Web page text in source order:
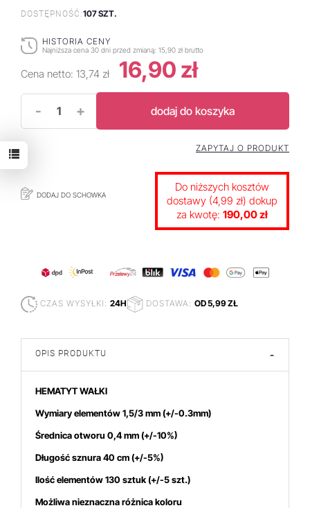
DOSTĘPNOŚĆ:107 SZT.
HISTORIA CENY
Najniższa cena 30 dni przed zmianą: 15,90 zł brutto
Cena netto: 13,74 zł 16,90 zł
- + dodaj do koszyka
DODAJ DO SCHOWKA
ZAPYTAJ O PRODUKT
Do niższych kosztów
dostawy (4,99 zł) dokup
za kwotę: 190,00 zł
CZAS WYSYŁKI: 24H DOSTAWA: OD 5,99 ZŁ
OPIS PRODUKTU -
HEMATYT WAŁKI
Wymiary elementów 1,5/3 mm(+/-0.3mm)
Średnica otworu 0,4 mm (+/-10%)
Długość sznura 40 cm (+/-5%)
Ilość elementów 130 sztuk (+/-5 szt.)
Możliwa nieznaczna różnica koloru